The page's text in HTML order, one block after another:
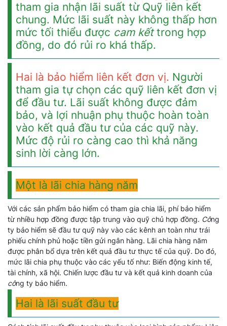
tham gia nhận lãi suất từ Quỹ liên kết
chung. Mức lãi suất này không thấp hơn
mức tối thiểu được cam kếttrong hợp
đồng, do đó rủi ro khá thấp.
Hai là bảo hiểm liên kết đơn vị. Người
tham gia tự chọn các quỹ liên kết đơn vị
để đầu tư. Lãi suất không được đảm
bảo, và lợi nhuận phụ thuộc hoàn toàn
vào kết quả đầu tư của các quỹ này.
Mức độ rủi ro càng cao thì khả năng
sinh lời càng lớn.
Một là lãi chia hàng năm
Với các sản phẩm bảo hiểm có tham gia chia lãi, phí bảo hiểm
từ nhiều hợp đồng được tập trung vào quỹ chủ hợp đồng. Công
ty bảo hiểm sẽ đầu tư quỹ này vào các kênh an toàn như trái
phiếu chính phủ hoặc tiền gửi ngân hàng. Lãi chia hàng năm
được phân bổ dựa trên kết quả đầu tư thực tế của quỹ. Do đó,
mức lãi chia phụ thuộc vào các yếu tố như: Biến động kinh tế,
tài chính, xã hội. Chiến lược đầu tư và kết quả kinh doanh của
công ty bảo hiểm.
Hai là lãi suất đầu tư